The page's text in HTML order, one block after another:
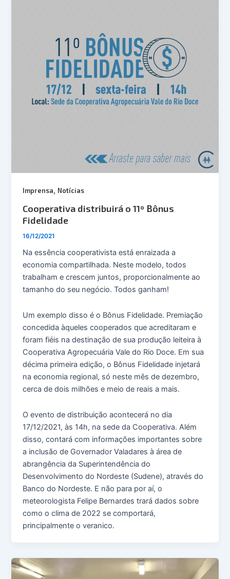
Imprensa, Notícias
Cooperativa distribuirá o 11º Bônus
Fidelidade
16/12/2021
Na essência cooperativista está enraizada a
economia compartilhada. Neste modelo, todos
trabalham e crescem juntos, proporcionalmente ao
tamanho do seu negócio. Todos ganham!
Um exemplo disso é o Bônus Fidelidade. Premiação
concedida àqueles cooperados que acreditaram e
foram fiéis na destinação de sua produção leiteira à
Cooperativa Agropecuária Vale do Rio Doce. Em sua
décima primeira edição, o Bônus Fidelidade injetará
na economia regional, só neste mês de dezembro,
cerca de dois milhões e meio de reais a mais.
O evento de distribuição acontecerá no dia
17/12/2021, às 14h, na sede da Cooperativa. Além
disso, contará com informações importantes sobre
a inclusão de Governador Valadares à área de
abrangência da Superintendência do
Desenvolvimento do Nordeste (Sudene), através do
Banco do Nordeste. E não para por aí, o
meteorologista Felipe Bernardes trará dados sobre
como o clima de 2022 se comportará,
principalmente o veranico.